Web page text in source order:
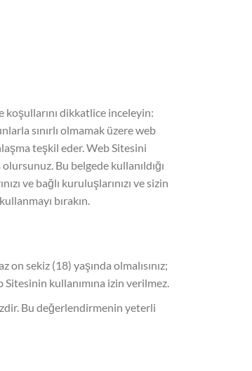
koşullarını dikkatlice inceleyin:
sınırlı olmamak üzere web
teşkil eder. Web Sitesini
Bu belgede kullanıldığı
ve bağlı kuruluşlarınızı ve sizin
bırakın.
sekiz (18) yaşında olmalısınız;
Sitesinin kullanımına izin verilmez.
Bu değerlendirmenin yeterli